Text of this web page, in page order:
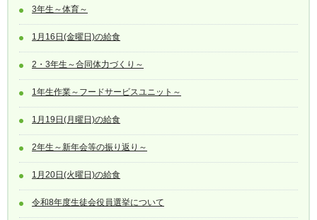
3年生～体育～
1月16日(金曜日)の給食
2・3年生～合同体力づくり～
1年生作業～フードサービスユニット～
1月19日(月曜日)の給食
2年生～新年会等の振り返り～
1月20日(火曜日)の給食
令和8年度生徒会役員選挙について